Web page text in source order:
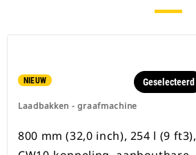
NIEUW
Laadbakken - graafmachine
Geselecteerd
800 mm (32,0 inch), 254 l (9 ft3),